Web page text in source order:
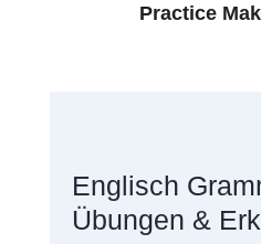
Practice
Englisch
Übungen &